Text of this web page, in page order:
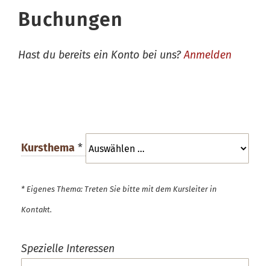
Buchungen
Hast du bereits ein Konto bei uns?Anmelden
Kursthema *
* Eigenes Thema: Treten Sie bitte mit dem Kursleiter in
Kontakt.
Spezielle Interessen